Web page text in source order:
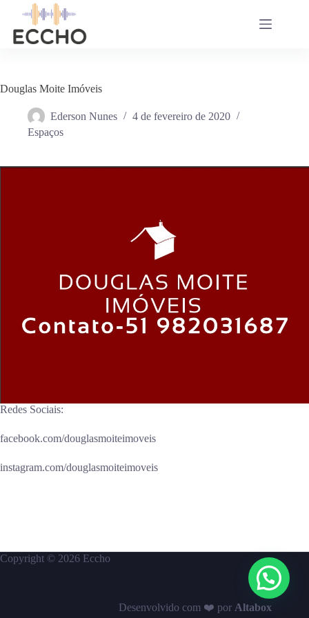
conteúdo
Douglas Moite Imóveis
Ederson Nunes
4 de fevereiro de 2020
Espaços
Redes Sociais:
facebook.com/douglasmoiteimoveis
instagram.com/douglasmoiteimoveis
Copyright © 2026 Eccho
Desenvolvido com ❤️ por Altabox